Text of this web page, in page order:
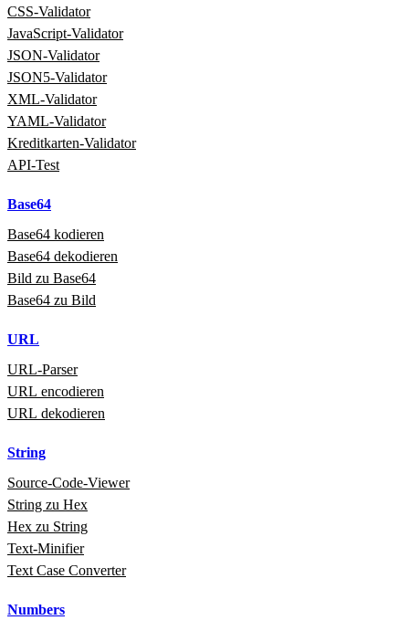
CSS‑Validator
JavaScript‑Validator
JSON‑Validator
JSON5‑Validator
XML‑Validator
YAML‑Validator
Kreditkarten‑Validator
API‑Test
Base64
Base64 kodieren
Base64 dekodieren
Bild zu Base64
Base64 zu Bild
URL
URL‑Parser
URL encodieren
URL dekodieren
String
Source‑Code‑Viewer
String zu Hex
Hex zu String
Text‑Minifier
Text Case Converter
Numbers